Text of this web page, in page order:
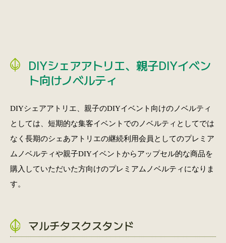
DIYシェアアトリエ、親子DIYイベン
ト向けノベルティ
DIYシェアアトリエ、親子のDIYイベント向けのノベルティ
としては、短期的な集客イベントでのノベルティとしてでは
なく長期のシェあアトリエの継続利用会員としてのプレミア
ムノベルティや親子DIYイベントからアップセル的な商品を
購入していただいた方向けのプレミアムノベルティになりま
す。
マルチタスクスタンド